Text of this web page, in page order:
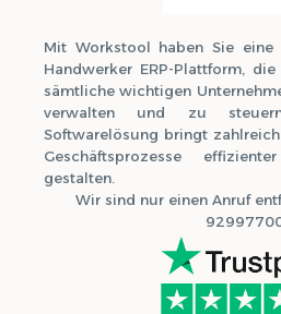
Mit Workstool haben Sie eine
Handwerker ERP-Plattform,
sämtliche wichtigen
verwalten und zu
Softwarelösung bringt
Geschäftsprozesse
gestalten.
Wir sind nur einen Anruf